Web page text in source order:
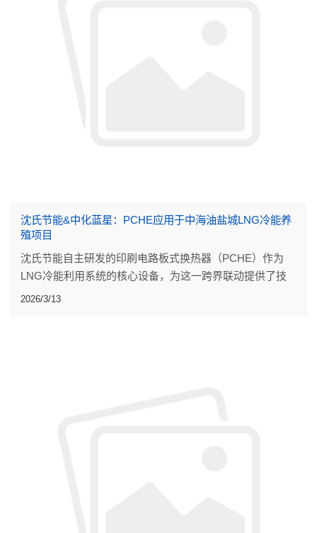
沈氏节能&中化蓝星：PCHE应用于中海油盐城LNG冷能养
殖项目
沈氏节能自主研发的印刷电路板式换热器（PCHE）作为
LNG冷能利用系统的核心设备，为这一跨界联动提供了技
术支撑。
2026/3/13